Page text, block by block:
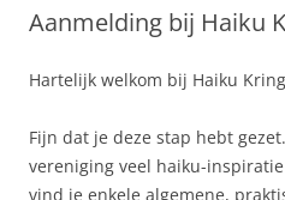
Aanmelding bij Haiku
Hartelijk welkom bij Haiku
Fijn dat je deze stap hebt
vereniging veel haiku-
vind je enkele algemene,